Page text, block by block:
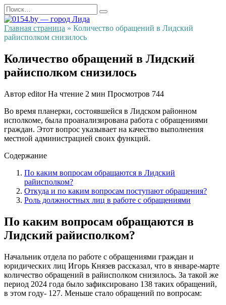
Перейти
к
содержанию
Search
for:
Главная страница » Количество обращений в Лидский
райисполком снизилось
Количество обращений в Лидский
райисполком снизилось
Автор editor На чтение 2 мин Просмотров 744
Во время планерки, состоявшейся в Лидском районном
исполкоме, была проанализирована работа с обращениями
граждан. Этот вопрос указывает на качество выполнения
местной администрацией своих функций.
Содержание
По каким вопросам обращаются в Лидский
райисполком?
Откуда и по каким вопросам поступают обращения?
Роль должностных лиц в работе с обращениями
По каким вопросам обращаются в
Лидский райисполком?
Начальник отдела по работе с обращениями граждан и
юридических лиц Игорь Князев рассказал, что в январе-марте
количество обращений в райисполком снизилось. За такой же
период 2024 года было зафиксировано 138 таких обращений,
в этом году- 127. Меньше стало обращений по вопросам: